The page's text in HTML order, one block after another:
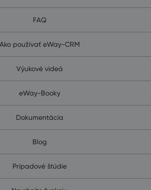
FAQ
Ako používať eWay-CRM
Výukové videá
eWay-Booky
Dokumentácia
Blog
Prípadové štúdie